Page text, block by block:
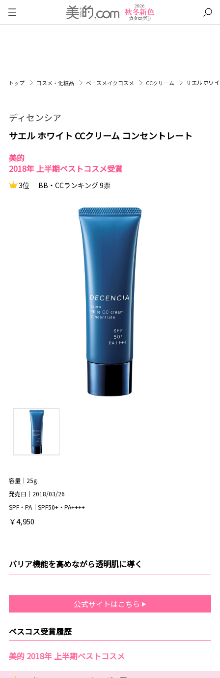
トップ コスメ・化粧品 ベースメイクコスメ CCクリーム サエル ホワ
ディセンシア
サエル ホワイト CCクリーム コンセントレート
美的
2018年 上半期ベストコスメ受賞
3位 BB・CCランキング 9票
容量｜25g
発売日｜2018/03/26
SPF・PA｜SPF50+・PA++++
￥4,950
バリア機能を高めながら透明肌に導く
公式サイトはこちら
ベスコス受賞履歴
美的 2018年 上半期ベストコスメ